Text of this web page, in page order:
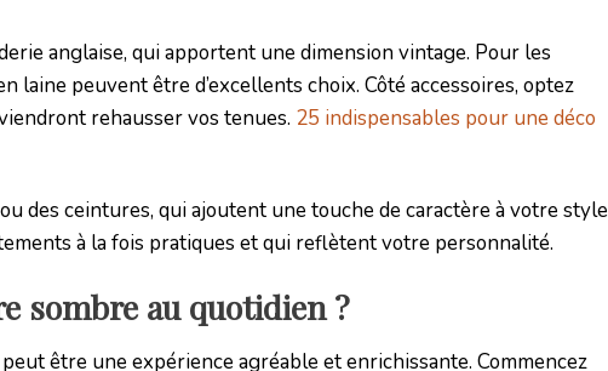
anglaise, qui apportent une dimension vintage. Pour les
peuvent être d’excellents choix. Côté accessoires, optez
rehausser vos tenues. 25 indispensables pour une déco
des ceintures, qui ajoutent une touche de caractère à votre style
à la fois pratiques et qui reflètent votre personnalité.
sombre au quotidien ?
être une expérience agréable et enrichissante. Commencez